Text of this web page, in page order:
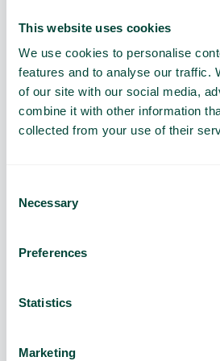
This website uses cookies
We use cookies to personalise
features and to analyse our traffic.
of our site with our social media,
combine it with other information
collected from your use of their
Selection
Necessary
Preferences
Statistics
Marketing
virksomhed
Se, hvordan Telavox kan
spare tid og forbedre
kommunikationen i din
virksomhed. Vores
eksperter guider dig
Få et gratis tilbud